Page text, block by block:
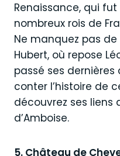
Renaissance, qui
nombreux rois de
Ne manquez pas
Hubert, où repose
passé ses dernières
conter l’histoire de
découvrez ses
d’Amboise.
5. Château de